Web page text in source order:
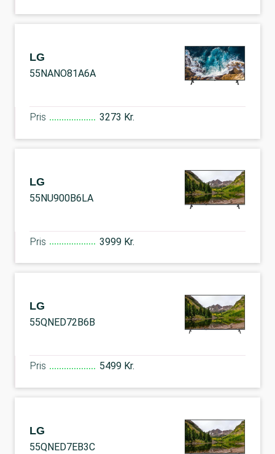
LG
55NANO81A6A
Pris 3273 Kr.
LG
55NU900B6LA
Pris 3999 Kr.
LG
55QNED72B6B
Pris 5499 Kr.
LG
55QNED7EB3C